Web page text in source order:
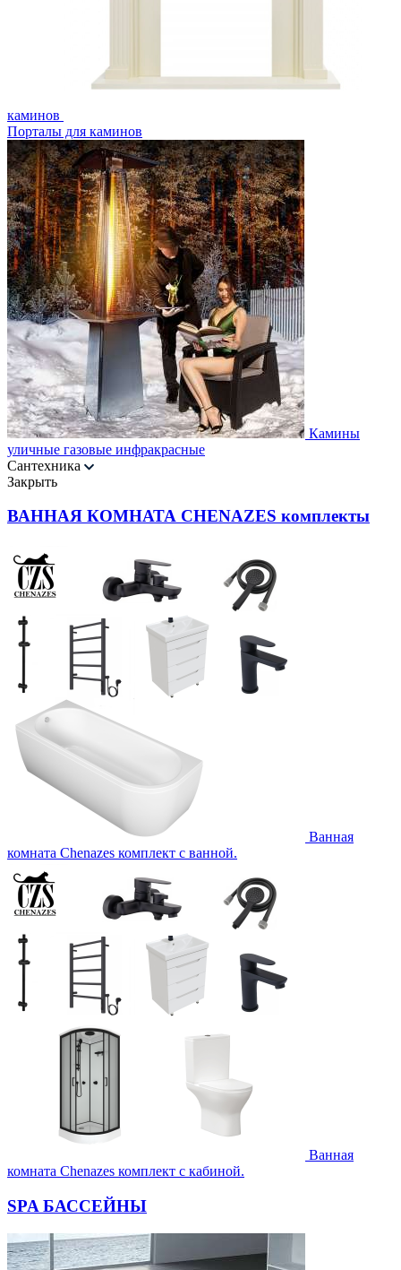
каминов
Порталы для каминов
Камины
уличные газовые инфракрасные
Сантехника
Закрыть
ВАННАЯ КОМНАТА CHENAZES комплекты
Ванная
комната Chenazes комплект с ванной.
Ванная
комната Chenazes комплект с кабиной.
SPA БАССЕЙНЫ